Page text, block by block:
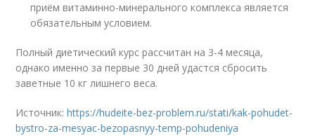
приём витаминно-минерального комплекса является
обязательным условием.
Полный диетический курс рассчитан на 3-4 месяца,
однако именно за первые 30 дней удастся сбросить
заветные 10 кг лишнего веса.
Источник:https://hudeite-bez-problem.ru/stati/kak-pohudet-
bystro-za-mesyac-bezopasnyy-temp-pohudeniya